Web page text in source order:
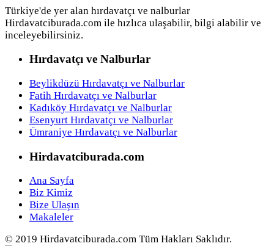
Türkiye'de yer alan hırdavatçı ve nalburlar
Hirdavatciburada.com ile hızlıca ulaşabilir, bilgi alabilir ve
inceleyebilirsiniz.
Hırdavatçı ve Nalburlar
Beylikdüzü Hırdavatçı ve Nalburlar
Fatih Hırdavatçı ve Nalburlar
Kadıköy Hırdavatçı ve Nalburlar
Esenyurt Hırdavatçı ve Nalburlar
Ümraniye Hırdavatçı ve Nalburlar
Hirdavatciburada.com
Ana Sayfa
Biz Kimiz
Bize Ulaşın
Makaleler
© 2019 Hirdavatciburada.com Tüm Hakları Saklıdır.